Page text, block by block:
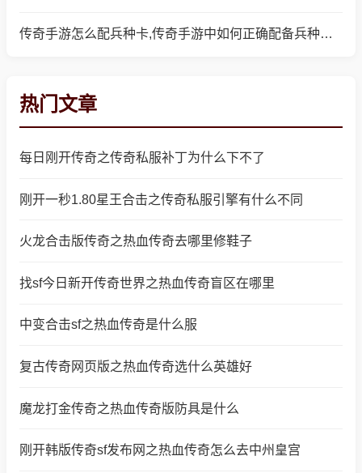
传奇手游怎么配兵种卡,传奇手游中如何正确配备兵种卡？
热门文章
每日刚开传奇之传奇私服补丁为什么下不了
刚开一秒1.80星王合击之传奇私服引擎有什么不同
火龙合击版传奇之热血传奇去哪里修鞋子
找sf今日新开传奇世界之热血传奇盲区在哪里
中变合击sf之热血传奇是什么服
复古传奇网页版之热血传奇选什么英雄好
魔龙打金传奇之热血传奇版防具是什么
刚开韩版传奇sf发布网之热血传奇怎么去中州皇宫